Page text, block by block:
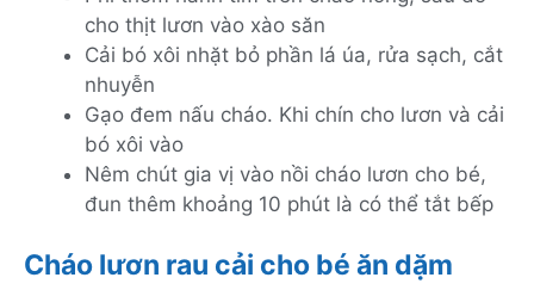
cho thịt lươn vào xào săn
Cải bó xôi nhặt bỏ phần lá úa, rửa sạch, cắt
nhuyễn
Gạo đem nấu cháo. Khi chín cho lươn và cải
bó xôi vào
Nêm chút gia vị vào nồi cháo lươn cho bé,
đun thêm khoảng 10 phút là có thể tắt bếp
Cháo lươn rau cải cho bé ăn dặm